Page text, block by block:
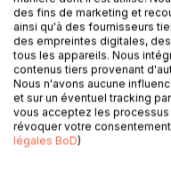
impact sur le
des perspectives
d'ensemble des
soulignant les
contemporaines.
L'AUTEUR :
Léon de Givodan est un
des fins de marketing et
ainsi qu'à des fournisseurs
des empreintes digitales,
tous les appareils. Nous
contenus tiers provenant
Nous n'avons aucune
et sur un éventuel tracking
vous acceptez les
révoquer votre
légales BoD)